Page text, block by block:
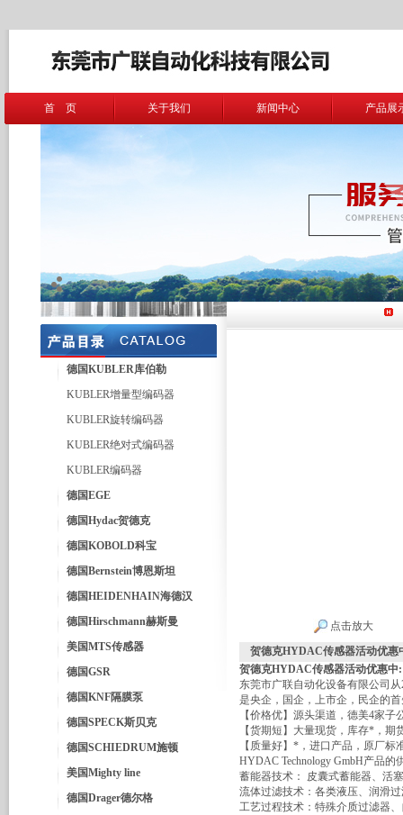
首 页 关于我们 新闻中心 产品展
德国KUBLER库伯勒
KUBLER增量型编码器
KUBLER旋转编码器
KUBLER绝对式编码器
KUBLER编码器
德国EGE
德国Hydac贺德克
德国KOBOLD科宝
德国Bernstein博恩斯坦
德国HEIDENHAIN海德汉
德国Hirschmann赫斯曼
美国MTS传感器
德国GSR
德国KNF隔膜泵
德国SPECK斯贝克
德国SCHIEDRUM施顿
美国Mighty line
德国Drager德尔格
点击放大
贺德克HYDAC传感器活动优惠
贺德克HYDAC传感器活动优惠中:
东莞市广联自动化设备有限公司
是央企，国企，上市企，民企的
【价格优】源头渠道，德美4家子
【货期短】大量现货，库存*，期
【质量好】*，进口产品，原厂标
HYDAC Technology GmbH产品
蓄能器技术： 皮囊式蓄能器、活
流体过滤技术：各类液压、润滑
工艺过程技术：特殊介质过滤器